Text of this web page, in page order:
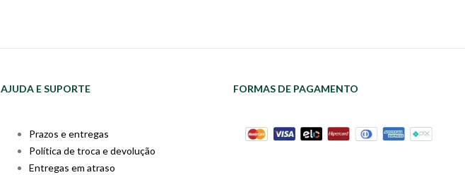
AJUDA E SUPORTE
Prazos e entregas
Política de troca e devolução
Entregas em atraso
FORMAS DE PAGAMENTO